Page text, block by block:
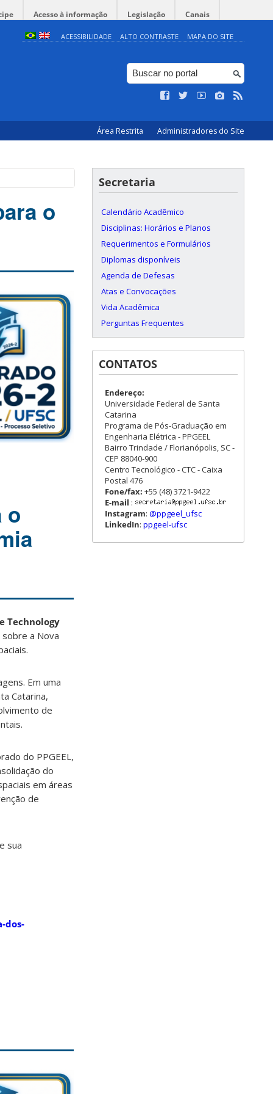
Acesso à informação Legislação Canais
ACESSIBILIDADE ALTO CONTRASTE MAPA DO SITE
Área Restrita Administradores do Site
o
o
Technology
sobre a Nova
Em uma
Catarina,
de
do PPGEEL,
do
em áreas
de
sua
dos-
Secretaria
Calendário Acadêmico
Disciplinas: Horários e Planos
Requerimentos e Formulários
Diplomas disponíveis
Agenda de Defesas
Atas e Convocações
Vida Acadêmica
Perguntas Frequentes
CONTATOS
Endereço:
Universidade Federal de Santa
Catarina
Programa de Pós-Graduação em
Engenharia Elétrica - PPGEEL
Bairro Trindade / Florianópolis, SC -
CEP 88040-900
Centro Tecnológico - CTC - Caixa
Postal 476
Fone/fax: +55 (48) 3721-9422
E-mail :
Instagram: @ppgeel_ufsc
LinkedIn: ppgeel-ufsc